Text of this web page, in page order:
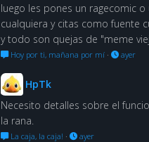
luego les pones un ragecomic o
cualquiera y citas como fuente
y todo son quejas de "meme
Hoy por ti, mañana por mí · ayer
HpTk
Necesito detalles sobre el
la rana.
La caja, la caja! · ayer